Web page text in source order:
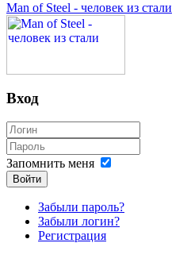
Man of Steel - человек из стали
Вход
Запомнить меня
Войти
Забыли пароль?
Забыли логин?
Регистрация